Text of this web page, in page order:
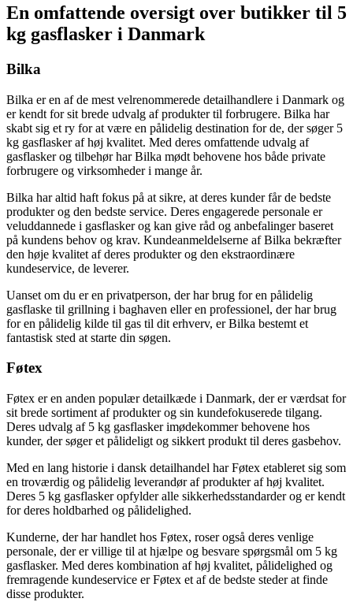
En omfattende oversigt over butikker til 5
kg gasflasker i Danmark
Bilka
Bilka er en af ​​de mest velrenommerede detailhandlere i Danmark og
er kendt for sit brede udvalg af produkter til forbrugere. Bilka har
skabt sig et ry for at være en pålidelig destination for de, der søger 5
kg gasflasker af høj kvalitet. Med deres omfattende udvalg af
gasflasker og tilbehør har Bilka mødt behovene hos både private
forbrugere og virksomheder i mange år.
Bilka har altid haft fokus på at sikre, at deres kunder får de bedste
produkter og den bedste service. Deres engagerede personale er
veluddannede i gasflasker og kan give råd og anbefalinger baseret
på kundens behov og krav. Kundeanmeldelserne af Bilka bekræfter
den høje kvalitet af deres produkter og den ekstraordinære
kundeservice, de leverer.
Uanset om du er en privatperson, der har brug for en pålidelig
gasflaske til grillning i baghaven eller en professionel, der har brug
for en pålidelig kilde til gas til dit erhverv, er Bilka bestemt et
fantastisk sted at starte din søgen.
Føtex
Føtex er en anden populær detailkæde i Danmark, der er værdsat for
sit brede sortiment af produkter og sin kundefokuserede tilgang.
Deres udvalg af 5 kg gasflasker imødekommer behovene hos
kunder, der søger et pålideligt og sikkert produkt til deres gasbehov.
Med en lang historie i dansk detailhandel har Føtex etableret sig som
en troværdig og pålidelig leverandør af produkter af høj kvalitet.
Deres 5 kg gasflasker opfylder alle sikkerhedsstandarder og er kendt
for deres holdbarhed og pålidelighed.
Kunderne, der har handlet hos Føtex, roser også deres venlige
personale, der er villige til at hjælpe og besvare spørgsmål om 5 kg
gasflasker. Med deres kombination af høj kvalitet, pålidelighed og
fremragende kundeservice er Føtex et af de bedste steder at finde
disse produkter.